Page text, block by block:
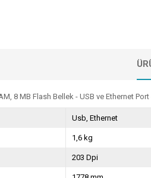
8 MB Flash Bellek - USB ve Ethernet
Usb, Ethernet
1,6 kg
203 Dpi